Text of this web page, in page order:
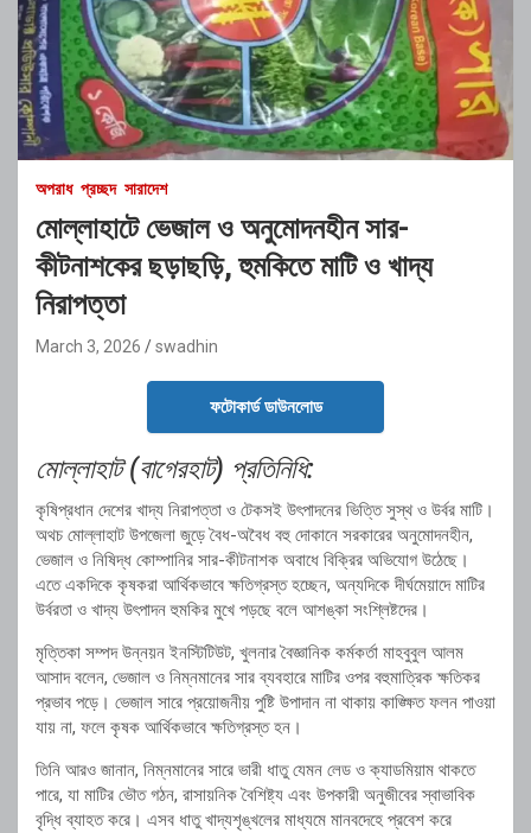
অপরাধ প্রচ্ছদ সারাদেশ
মোল্লাহাটে ভেজাল ও অনুমোদনহীন সার-
কীটনাশকের ছড়াছড়ি, হুমকিতে মাটি ও খাদ্য
নিরাপত্তা
March 3, 2026 swadhin
ফটোকার্ড ডাউনলোড
মোল্লাহাট (বাগেরহাট) প্রতিনিধি:
কৃষিপ্রধান দেশের খাদ্য নিরাপত্তা ও টেকসই উৎপাদনের ভিত্তি সুস্থ ও উর্বর মাটি।
অথচ মোল্লাহাট উপজেলা জুড়ে বৈধ-অবৈধ বহু দোকানে সরকারের অনুমোদনহীন,
ভেজাল ও নিষিদ্ধ কোম্পানির সার-কীটনাশক অবাধে বিক্রির অভিযোগ উঠেছে।
এতে একদিকে কৃষকরা আর্থিকভাবে ক্ষতিগ্রস্ত হচ্ছেন, অন্যদিকে দীর্ঘমেয়াদে মাটির
উর্বরতা ও খাদ্য উৎপাদন হুমকির মুখে পড়ছে বলে আশঙ্কা সংশ্লিষ্টদের।
মৃত্তিকা সম্পদ উন্নয়ন ইনস্টিটিউট, খুলনার বৈজ্ঞানিক কর্মকর্তা মাহবুবুল আলম
আসাদ বলেন, ভেজাল ও নিম্নমানের সার ব্যবহারে মাটির ওপর বহুমাত্রিক ক্ষতিকর
প্রভাব পড়ে। ভেজাল সারে প্রয়োজনীয় পুষ্টি উপাদান না থাকায় কাঙ্ক্ষিত ফলন পাওয়া
যায় না, ফলে কৃষক আর্থিকভাবে ক্ষতিগ্রস্ত হন।
তিনি আরও জানান, নিম্নমানের সারে ভারী ধাতু যেমন লেড ও ক্যাডমিয়াম থাকতে
পারে, যা মাটির ভৌত গঠন, রাসায়নিক বৈশিষ্ট্য এবং উপকারী অনুজীবের স্বাভাবিক
বৃদ্ধি ব্যাহত করে। এসব ধাতু খাদ্যশৃঙ্খলের মাধ্যমে মানবদেহে প্রবেশ করে